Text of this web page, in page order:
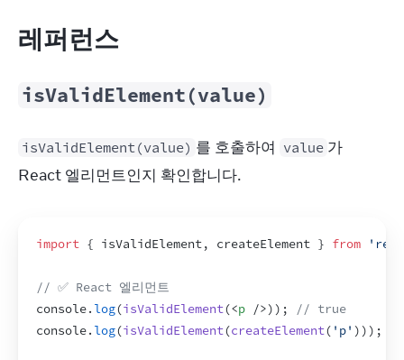
레퍼런스
isValidElement(value)
isValidElement(value) 를 호출하여 value 가
React 엘리먼트인지 확인합니다.
import { isValidElement, createElement } from
// ✅ React 엘리먼트
console. log(isValidElement(<p />)) ;
// true
console. log(isValidElement(createElement( 'p' ))) ;